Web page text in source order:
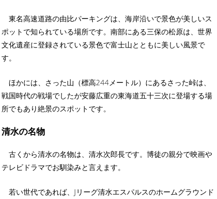
東名高速道路の由比パーキングは、海岸沿いで景色が美しいス
ポットで知られている場所です。南部にある三保の松原は、世界
文化遺産に登録されている景色で富士山とともに美しい風景で
す。
ほかには、さった山（標高244メートル）にあるさった峠は、
戦国時代の戦場でしたが安藤広重の東海道五十三次に登場する場
所でもあり絶景のスポットです。
清水の名物
古くから清水の名物は、清水次郎長です。博徒の親分で映画や
テレビドラマでお馴染みと言えます。
若い世代であれば、Jリーグ清水エスパルスのホームグラウンド